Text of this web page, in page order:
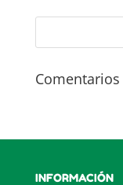
INFORMACIÓN